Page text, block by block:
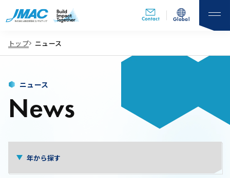
Contact Global
トップ ニュース
ニュース
News